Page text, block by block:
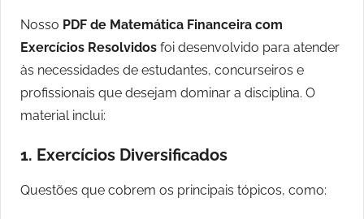
Nosso PDF de Matemática Financeira com
Exercícios Resolvidos foi desenvolvido para atender
às necessidades de estudantes, concurseiros e
profissionais que desejam dominar a disciplina. O
material inclui:
1. Exercícios Diversificados
Questões que cobrem os principais tópicos, como: